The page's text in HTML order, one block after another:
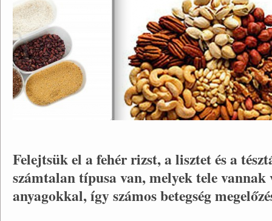
Felejtsük el a fehér rizst, a lisztet és a
számtalan típusa van, melyek tele
anyagokkal, így számos betegség